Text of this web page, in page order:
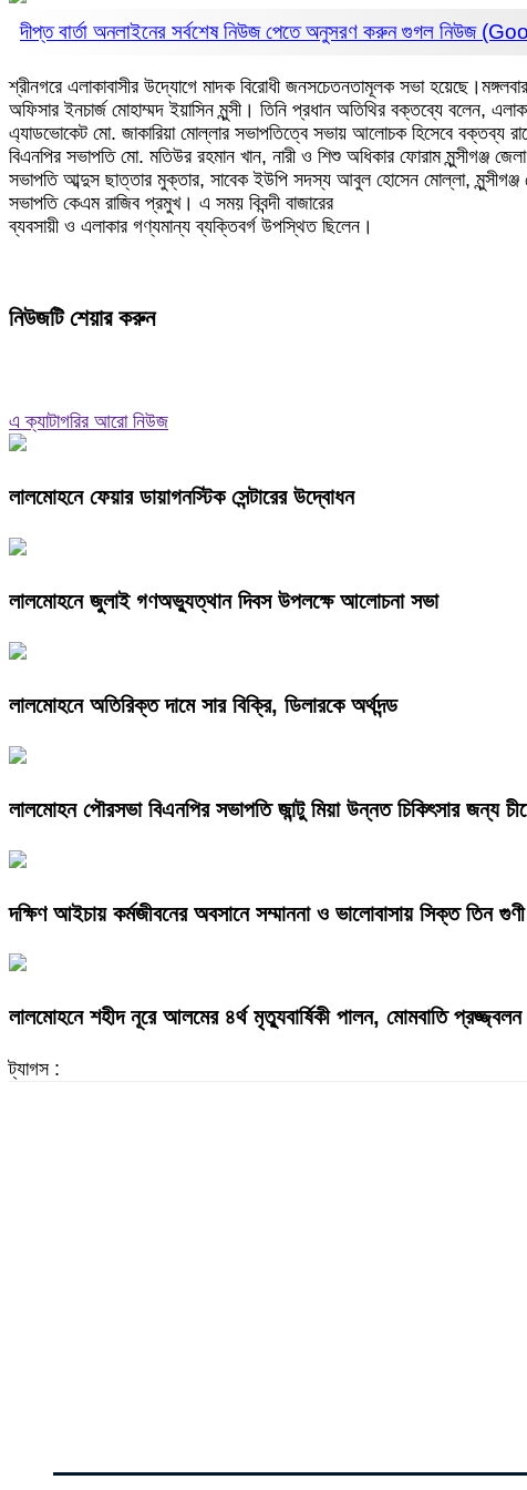
দীপ্ত বার্তা অনলাইনের সর্বশেষ নিউজ পেতে অনুসরণ করুনগুগল নিউজ
শ্রীনগরে এলাকাবাসীর উদ্যোগে মাদক বিরোধী জনসচেতনতামূলক সভা
অফিসার ইনচার্জ মোহাম্মদ ইয়াসিন মুন্সী। তিনি প্রধান অতিথির বক্তব্যে বলেন,
এ্যাডভোকেট মো. জাকারিয়া মোল্লার সভাপতিত্বে সভায় আলোচক হিসেবে বক্তব্য
বিএনপির সভাপতি মো. মতিউর রহমান খান, নারী ও শিশু অধিকার ফোরাম মুন্সীগঞ্জ
সভাপতি আব্দুস ছাত্তার মুক্তার, সাবেক ইউপি সদস্য আবুল হোসেন মোল্লা, মুন্সীগঞ্জ
সভাপতি কেএম রাজিব প্রমুখ। এ সময় বিবন্দী বাজারের
ব্যবসায়ী ও এলাকার গণ্যমান্য ব্যক্তিবর্গ উপস্থিত ছিলেন।
নিউজটি শেয়ার করুন
এ ক্যাটাগরির আরো নিউজ
লালমোহনে ফেয়ার ডায়াগনস্টিক সেন্টারের উদ্বোধন
লালমোহনে জুলাই গণঅভ্যুত্থান দিবস উপলক্ষে আলোচনা সভা
লালমোহনে অতিরিক্ত দামে সার বিক্রি, ডিলারকে অর্থদন্ড
লালমোহন পৌরসভা বিএনপির সভাপতি জান্টু মিয়া উন্নত চিকিৎসার জন্য
দক্ষিণ আইচায় কর্মজীবনের অবসানে সম্মাননা ও ভালোবাসায় সিক্ত তিন
লালমোহনে শহীদ নূরে আলমের ৪র্থ মৃত্যুবার্ষিকী পালন, মোমবাতি
ট্যাগস :